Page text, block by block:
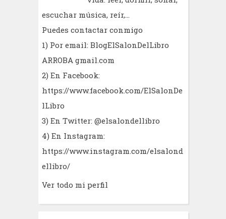
escuchar música, reír,...
Puedes contactar conmigo
1) Por email: BlogElSalonDelLibro
ARROBA gmail.com
2) En Facebook:
https://www.facebook.com/ElSalonDe
lLibro
3) En Twitter: @elsalondellibro
4) En Instagram:
https://www.instagram.com/elsalond
ellibro/
Ver todo mi perfil